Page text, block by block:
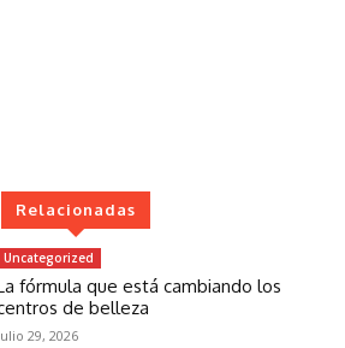
Relacionadas
Uncategorized
fórmula que está cambiando los
de belleza
29, 2026